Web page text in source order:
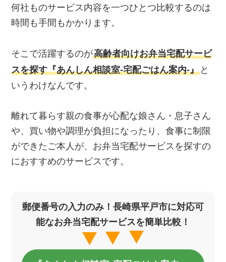
何社ものサービス内容を一つひとつ比較するのは
時間も手間もかかります。
そこで活躍するのが高齢者向けお弁当宅配サービ
スを探す『あんしん相談室‐宅配ごはん案内‐』 と
いうわけなんです。
離れて暮らす親の食事が心配な娘さん・息子さん
や、買い物や調理が負担になったり、食事に制限
ができたご本人が、お弁当宅配サービスを探すの
におすすめのサービスです。
郵便番号の入力のみ！長崎県平戸市に対応可
能なお弁当宅配サービスを簡単比較！